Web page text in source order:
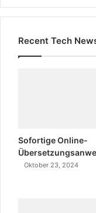
Recent Tech
Sofortige Online-
Oktober 23, 2024